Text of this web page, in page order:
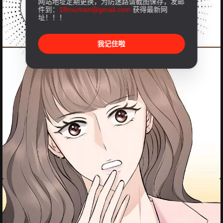
件到： 18rouman@gmail.com 获得最新网
址！！！
我记住啦